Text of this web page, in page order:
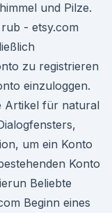
und Pilze.
- etsy.com
zu registrieren
einzuloggen.
Artikel für natural
um ein Konto
Konto
Beliebte
Beginn eines